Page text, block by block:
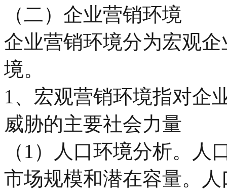
（二）企业营销环境
企业营销环境分为宏观
境。
1、宏观营销环境指对企
威胁的主要社会力量
（1）人口环境分析。
市场规模和潜在容量。